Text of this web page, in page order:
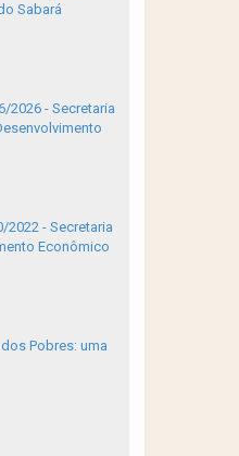
Sabará
2026 - Secretaria
2022 - Secretaria
Econômico
Pobres: uma